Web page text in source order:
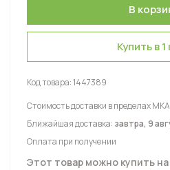
Купить в 1
Код товара:1447389
Стоимость доставки в пределах
Ближайшая доставка: завтра, 9
Оплата при получении
Этот товар можно купить